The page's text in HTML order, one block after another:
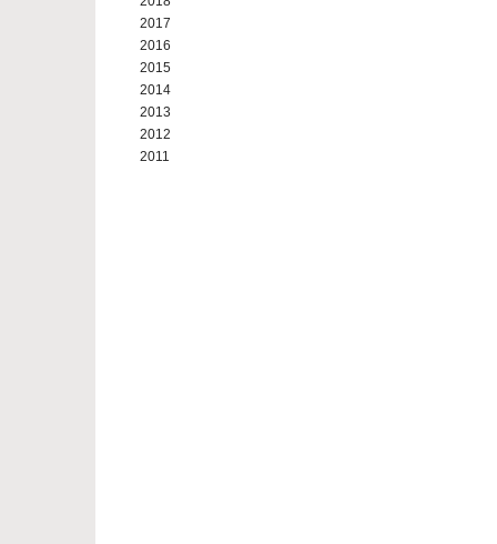
2017
2016
2015
2014
2013
2012
2011